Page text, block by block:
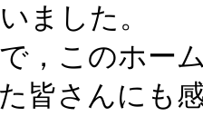
ました。
，このホー
皆さんにも